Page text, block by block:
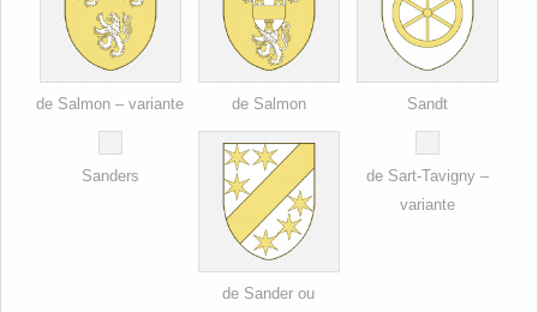
de Salmon – variante de Salmon Sandt
Sanders
de Sander ou
de Sart-Tavigny –
variante